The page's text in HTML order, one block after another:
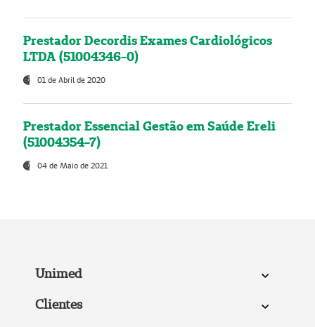
Prestador Decordis Exames Cardiológicos
LTDA (51004346-0)
01 de Abril de 2020
Prestador Essencial Gestão em Saúde Ereli
(51004354-7)
04 de Maio de 2021
Unimed
Clientes